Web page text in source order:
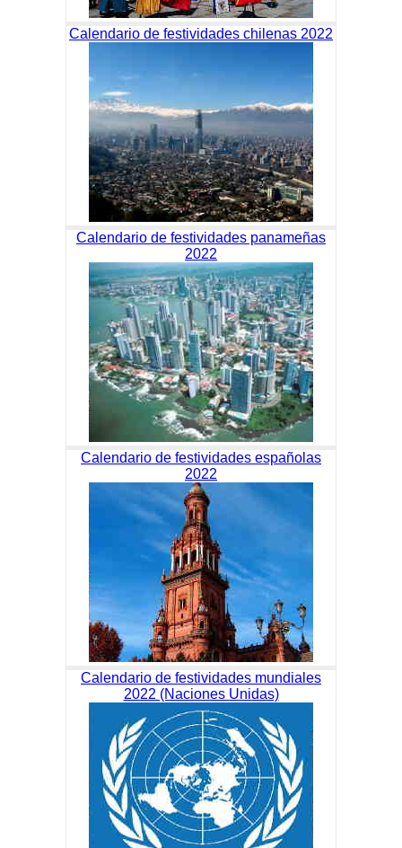
Calendario de festividades chilenas 2022
Calendario de festividades panameñas
2022
Calendario de festividades españolas
2022
Calendario de festividades mundiales
2022 (Naciones Unidas)